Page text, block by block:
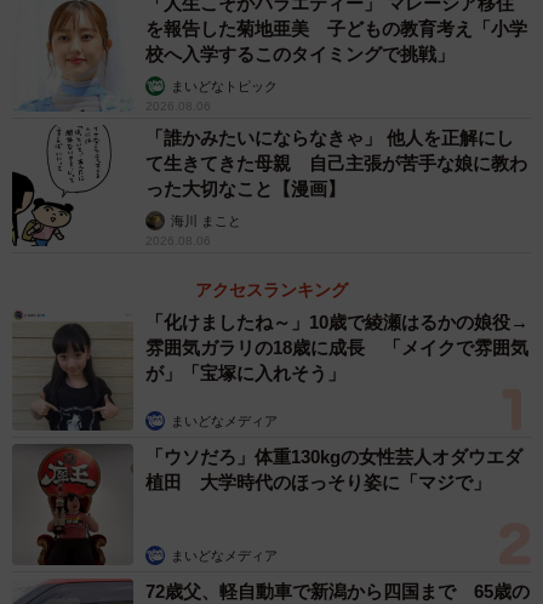
を報告した菊地亜美 子どもの教育考え「小学
校へ入学するこのタイミングで挑戦」
まいどなトピック
2026.08.06
「誰かみたいにならなきゃ」 他人を正解にし
て生きてきた母親 自己主張が苦手な娘に教わ
った大切なこと【漫画】
海川 まこと
2026.08.06
アクセスランキング
「化けましたね～」10歳で綾瀬はるかの娘役→
雰囲気ガラリの18歳に成長 「メイクで雰囲気
が」「宝塚に入れそう」
まいどなメディア
「ウソだろ」体重130kgの女性芸人オダウエダ
植田 大学時代のほっそり姿に「マジで」
まいどなメディア
72歳父、軽自動車で新潟から四国まで 65歳の